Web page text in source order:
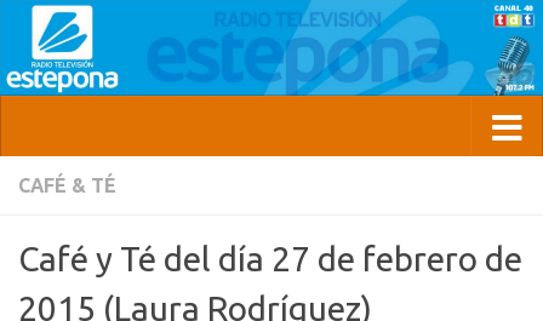
CAFÉ & TÉ
Café y Té del día 27 de febrero de
2015 (Laura Rodríguez)